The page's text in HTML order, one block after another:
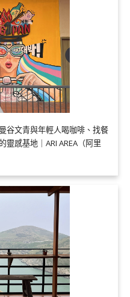
谷文青與年輕人喝咖啡、找餐
感基地｜ARI AREA（阿里